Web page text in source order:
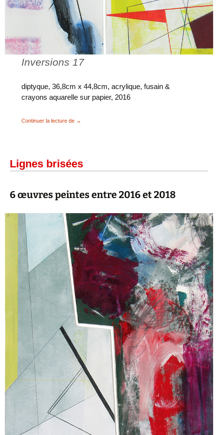
Inversions 17
diptyque, 36,8cm x 44,8cm, acrylique, fusain &
crayons aquarelle sur papier, 2016
Continuer la lecture de →
Lignes brisées
6 œuvres peintes entre 2016 et 2018